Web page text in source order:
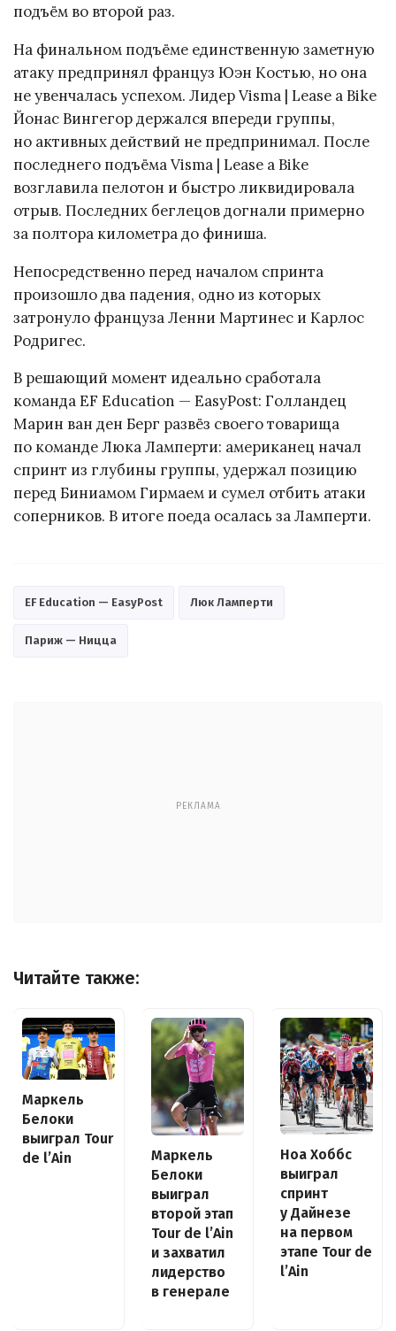
подъём во второй раз.
На финальном подъёме единственную заметную
атаку предпринял француз Юэн Костью, но она
не увенчалась успехом. Лидер Visma | Lease a Bike
Йонас Вингегор держался впереди группы,
но активных действий не предпринимал. После
последнего подъёма Visma | Lease a Bike
возглавила пелотон и быстро ликвидировала
отрыв. Последних беглецов догнали примерно
за полтора километра до финиша.
Непосредственно перед началом спринта
произошло два падения, одно из которых
затронуло француза Ленни Мартинес и Карлос
Родригес.
В решающий момент идеально сработала
команда EF Education — EasyPost: Голландец
Марин ван ден Берг развёз своего товарища
по команде Люка Ламперти: американец начал
спринт из глубины группы, удержал позицию
перед Биниамом Гирмаем и сумел отбить атаки
соперников. В итоге поеда осалась за Ламперти.
EF Education — EasyPost Люк Ламперти
Париж — Ницца
РЕКЛАМА
Читайте также:
Маркель
Белоки
выиграл Tour
de l’Ain
Маркель
Белоки
выиграл
второй этап
Tour de l’Ain
и захватил
лидерство
в генерале
Ноа Хоббс
выиграл
спринт
у Дайнезе
на первом
этапе Tour de
l’Ain